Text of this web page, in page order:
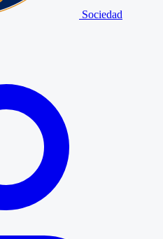
Sociedad